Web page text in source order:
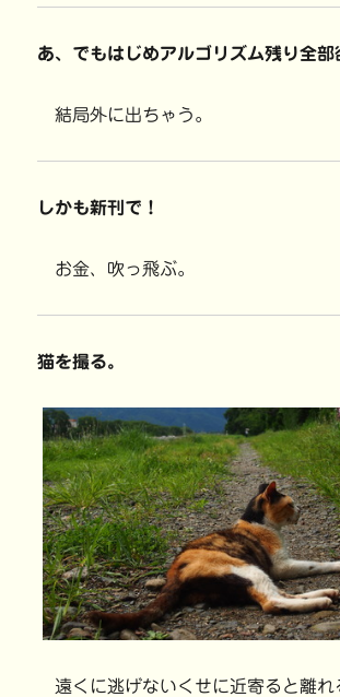
あ、でもはじめアルゴリズム残り全部
結局外に出ちゃう。
しかも新刊で！
お金、吹っ飛ぶ。
猫を撮る。
遠くに逃げないくせに近寄ると離れ